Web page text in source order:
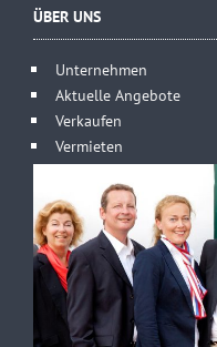
ÜBER UNS
Unternehmen
Aktuelle Angebote
Verkaufen
Vermieten